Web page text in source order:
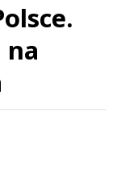
na